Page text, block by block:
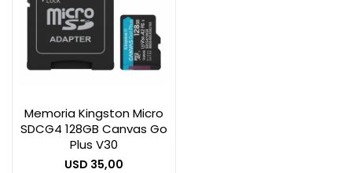
Memoria Kingston Micro
SDCG4 128GB Canvas Go
Plus V30
USD 35,00